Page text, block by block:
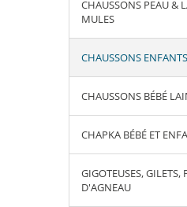
CHAUSSONS PEAU &
MULES
CHAUSSONS ENFANTS
CHAUSSONS BÉBÉ
CHAPKA BÉBÉ ET
GIGOTEUSES, GILETS,
D'AGNEAU